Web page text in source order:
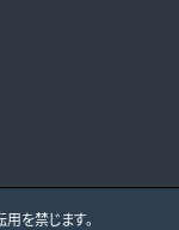
を禁じます。